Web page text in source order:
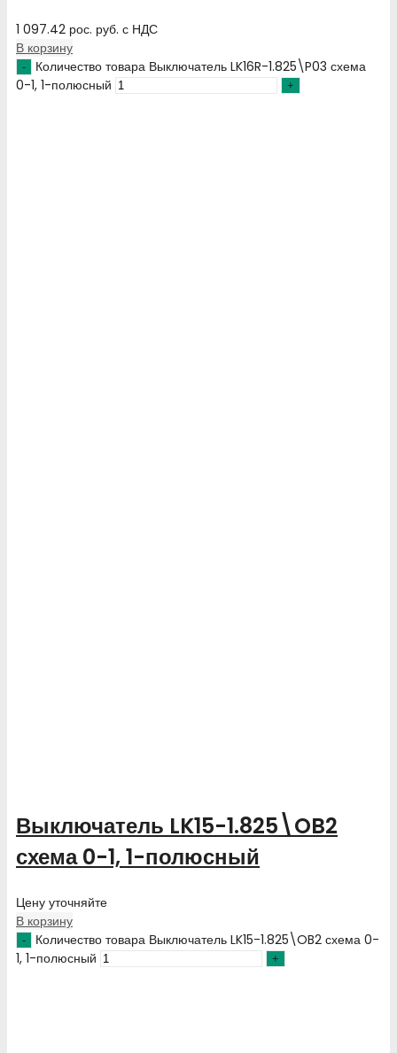
1 097.42 рос. руб. с НДС
В корзину
Количество товара Выключатель LK16R-1.825\P03 схема
0-1, 1-полюсный
Выключатель LK15-1.825\OB2
схема 0-1, 1-полюсный
Цену уточняйте
В корзину
Количество товара Выключатель LK15-1.825\OB2 схема 0-
1, 1-полюсный